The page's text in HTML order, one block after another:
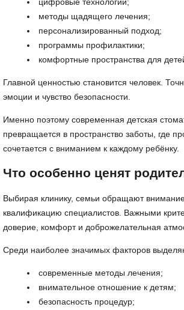
методы щадящего лечения;
персонализированный подход;
программы профилактики;
комфортные пространства для
Главной ценностью становится человек.
эмоции и чувство безопасности.
Именно поэтому современная детская
превращается в пространство заботы, где
сочетается с вниманием к каждому ребёнку.
Что особенно ценят
Выбирая клинику, семьи обращают
квалификацию специалистов. Важными
доверие, комфорт и доброжелательная
Среди наиболее значимых факторов
современные методы лечения;
внимательное отношение к детям;
безопасность процедур;